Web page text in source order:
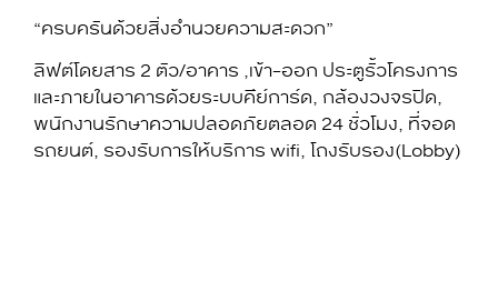
“ครบครันด้วยสิ่งอำนวยความสะดวก”
ลิฟต์โดยสาร 2 ตัว/อาคาร ,เข้า-ออก ประตูรั้วโครงการ
และภายในอาคารด้วยระบบคีัย์การ์ด, กล้องวงจรปิด,
พนักงานรักษาความปลอดภัยตลอด 24 ชั่วโมง, ที่จอด
รถยนต์, รองรับการให้บริการ wifi, โถงรับรอง(Lobby)